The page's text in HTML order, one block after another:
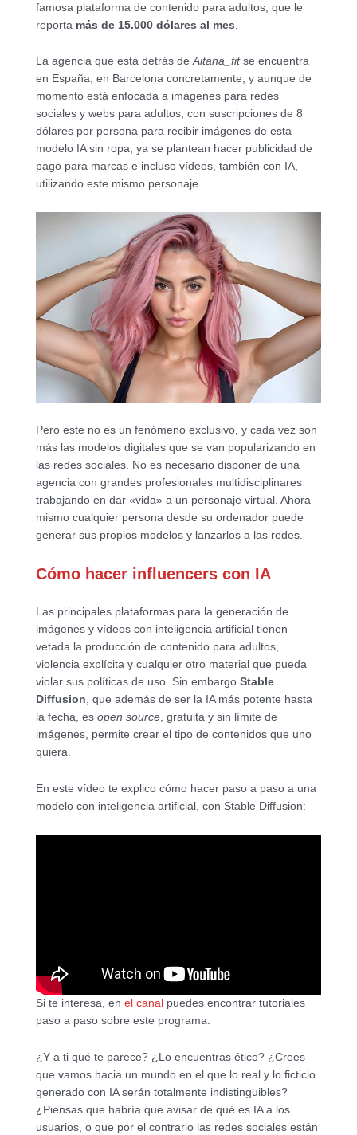
famosa plataforma de contenido para adultos, que le
reporta más de 15.000 dólares al mes
La agencia que está detrás deAitana_fitse encuentra
en España, en Barcelona concretamente, y aunque de
momento está enfocada a imágenes para redes
sociales y webs para adultos, con suscripciones de 8
dólares por persona para recibir imágenes de esta
modelo IA sin ropa, ya se plantean hacer publicidad de
pago para marcas e incluso vídeos, también con IA,
utilizando este mismo personaje.
Pero este no es un fenómeno exclusivo, y cada vez son
más las modelos digitales que se van popularizando en
las redes sociales. No es necesario disponer de una
agencia con grandes profesionales multidisciplinares
trabajando en dar «vida» a un personaje virtual. Ahora
mismo cualquier persona desde su ordenador puede
generar sus propios modelos y lanzarlos a las redes.
Cómo hacer influencers con IA
Las principales plataformas para la generación de
imágenes y vídeos con inteligencia artificial tienen
vetada la producción de contenido para adultos,
violencia explícita y cualquier otro material que pueda
violar sus políticas de uso. Sin embargo Stable
Diffusion , que además de ser la IA más potente hasta
la fecha, es open source , gratuita y sin límite de
imágenes, permite crear el tipo de contenidos que uno
quiera.
En este vídeo te explico cómo hacer paso a paso a una
modelo con inteligencia artificial, con Stable Diffusion:
Si te interesa, en el canal puedes encontrar tutoriales
paso a paso sobre este programa.
¿Y a ti qué te parece? ¿Lo encuentras ético? ¿Crees
que vamos hacia un mundo en el que lo real y lo ficticio
generado con IA serán totalmente indistinguibles?
¿Piensas que habría que avisar de qué es IA a los
usuarios, o que por el contrario las redes sociales están